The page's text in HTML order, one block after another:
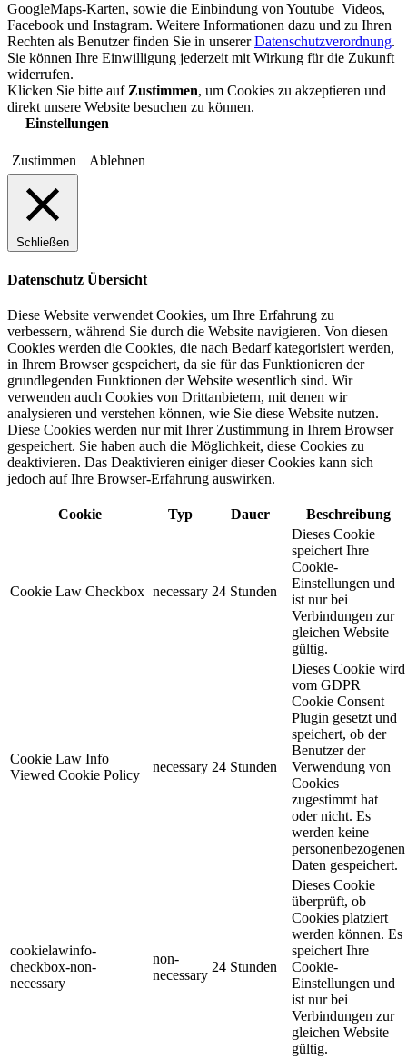
GoogleMaps-Karten, sowie die Einbindung von Youtube_Videos,
Facebook und Instagram. Weitere Informationen dazu und zu Ihren
Rechten als Benutzer finden Sie in unsererDatenschutzverordnung.
Sie können Ihre Einwilligung jederzeit mit Wirkung für die Zukunft
widerrufen.
Klicken Sie bitte auf Zustimmen, um Cookies zu akzeptieren und
direkt unsere Website besuchen zu können.
Einstellungen
Zustimmen Ablehnen
Schließen
Datenschutz Übersicht
Diese Website verwendet Cookies, um Ihre Erfahrung zu
verbessern, während Sie durch die Website navigieren. Von diesen
Cookies werden die Cookies, die nach Bedarf kategorisiert werden,
in Ihrem Browser gespeichert, da sie für das Funktionieren der
grundlegenden Funktionen der Website wesentlich sind. Wir
verwenden auch Cookies von Drittanbietern, mit denen wir
analysieren und verstehen können, wie Sie diese Website nutzen.
Diese Cookies werden nur mit Ihrer Zustimmung in Ihrem Browser
gespeichert. Sie haben auch die Möglichkeit, diese Cookies zu
deaktivieren. Das Deaktivieren einiger dieser Cookies kann sich
jedoch auf Ihre Browser-Erfahrung auswirken.
Cookie Typ Dauer Beschreibung
Cookie Law Checkbox necessary 24 Stunden
Dieses Cookie
speichert Ihre
Cookie-
Einstellungen und
ist nur bei
Verbindungen zur
gleichen Website
gültig.
Cookie Law Info
Viewed Cookie Policy
necessary 24 Stunden
Dieses Cookie wird
vom GDPR
Cookie Consent
Plugin gesetzt und
speichert, ob der
Benutzer der
Verwendung von
Cookies
zugestimmt hat
oder nicht. Es
werden keine
personenbezogenen
Daten gespeichert.
cookielawinfo-
checkbox-non-
necessary
non-
necessary
24 Stunden
Dieses Cookie
überprüft, ob
Cookies platziert
werden können. Es
speichert Ihre
Cookie-
Einstellungen und
ist nur bei
Verbindungen zur
gleichen Website
gültig.